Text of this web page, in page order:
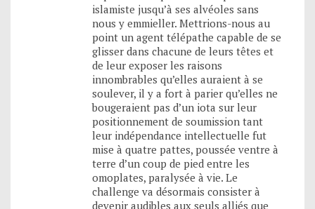
islamiste jusqu’à ses alvéoles sans
nous y emmieller. Mettrions-nous au
point un agent télépathe capable de se
glisser dans chacune de leurs têtes et
de leur exposer les raisons
innombrables qu’elles auraient à se
soulever, il y a fort à parier qu’elles ne
bougeraient pas d’un iota sur leur
positionnement de soumission tant
leur indépendance intellectuelle fut
mise à quatre pattes, poussée ventre à
terre d’un coup de pied entre les
omoplates, paralysée à vie. Le
challenge va désormais consister à
devenir audibles aux seuls alliés que